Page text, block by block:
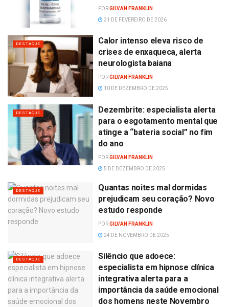
PORGILVAN FRANKLIN
21 DE FEVEREIRO DE 2026
DESTAQUE
Calor intenso eleva risco de
crises de enxaqueca, alerta
neurologista baiana
PORGILVAN FRANKLIN
10 DE DEZEMBRO DE 2025
DESTAQUE
Dezembrite: especialista alerta
para o esgotamento mental que
atinge a “bateria social” no fim
do ano
PORGILVAN FRANKLIN
5 DE DEZEMBRO DE 2025
DESTAQUE
Quantas noites mal dormidas
prejudicam seu coração? Novo
estudo responde
PORGILVAN FRANKLIN
24 DE NOVEMBRO DE 2025
DESTAQUE
Silêncio que adoece:
especialista em hipnose clínica
integrativa alerta para a
importância da saúde emocional
dos homens neste Novembro